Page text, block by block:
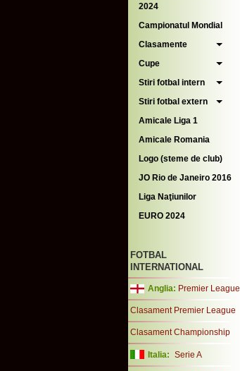
2024
Campionatul Mondial
Clasamente
Cupe
Stiri fotbal intern
Stiri fotbal extern
Amicale Liga 1
Amicale Romania
Logo (steme de club)
JO Rio de Janeiro 2016
Liga Naţiunilor
EURO 2024
FOTBAL
INTERNATIONAL
Anglia: Premier League
Clasament Premier League
Clasament Championship
Italia: Serie A